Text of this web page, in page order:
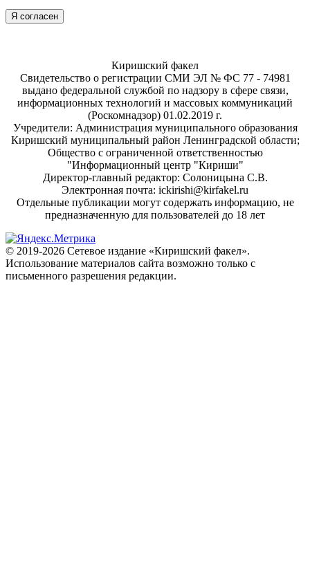
Я согласен
Киришский факел
Свидетельство о регистрации СМИ ЭЛ № ФС 77 - 74981
выдано федеральной службой по надзору в сфере связи,
информационных технологий и массовых коммуникаций
(Роскомнадзор) 01.02.2019 г.
Учредители: Администрация муниципального образования
Киришский муниципальный район Ленинградской области;
Общество с ограниченной ответственностью
"Информационный центр "Кириши"
Директор-главный редактор: Солоницына С.В.
Электронная почта: ickirishi@kirfakel.ru
Отдельные публикации могут содержать информацию, не
предназначенную для пользователей до 18 лет
© 2019-2026 Сетевое издание «Киришский факел».
Использование материалов сайта возможно только с
письменного разрешения редакции.